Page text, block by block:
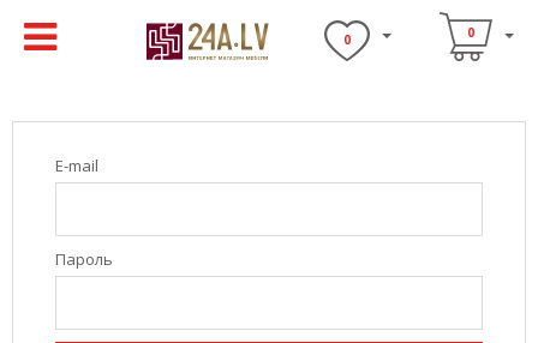
0 0
E-mail
Пароль